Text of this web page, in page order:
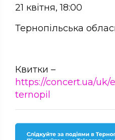
21 квітня, 18:00
Тернопільська
Квитки –
https://concert.ua/
ternopil